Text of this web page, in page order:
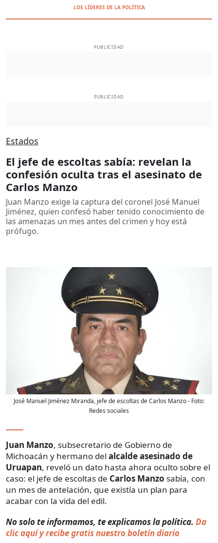
LOS LÍDERES DE LA POLÍTICA
PUBLICIDAD
PUBLICIDAD
Estados
El jefe de escoltas sabía: revelan la
confesión oculta tras el asesinato de
Carlos Manzo
Juan Manzo exige la captura del coronel José Manuel
Jiménez, quien confesó haber tenido conocimiento de
las amenazas un mes antes del crimen y hoy está
prófugo.
José Manuel Jiménez Miranda, jefe de escoltas de Carlos Manzo- Foto:
Redes sociales
Juan Manzo, subsecretario de Gobierno de
Michoacán y hermano del alcalde asesinado de
Uruapan, reveló un dato hasta ahora oculto sobre el
caso: el jefe de escoltas de Carlos Manzo sabía, con
un mes de antelación, que existía un plan para
acabar con la vida del edil.
No solo te informamos, te explicamos la política. Da
clic aquí y recibe gratis nuestro boletín diario